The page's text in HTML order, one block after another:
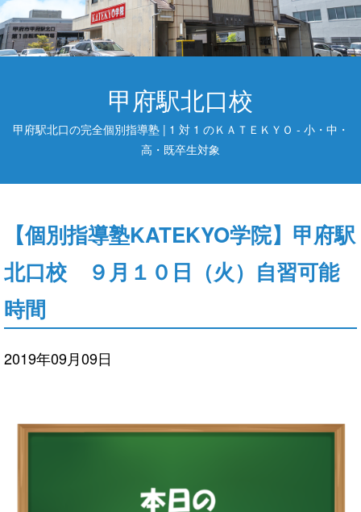
甲府駅北口校
甲府駅北口の完全個別指導塾 | 1 対 1 のＫＡＴＥＫＹＯ - 小・中・
高・既卒生対象
【個別指導塾KATEKYO学院】甲府駅
北口校 ９月１０日（火）自習可能
時間
2019年09月09日